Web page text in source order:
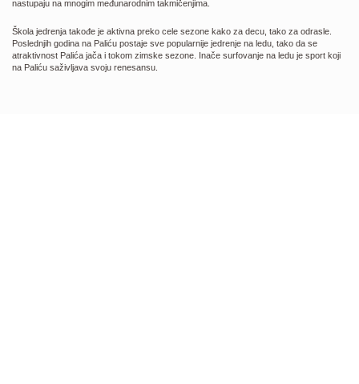
nastupaju na mnogim međunarodnim takmičenjima.
Škola jedrenja takođe je aktivna preko cele sezone kako za decu, tako za odrasle.
Poslednjih godina na Paliću postaje sve popularnije jedrenje na ledu, tako da se
atraktivnost Palića jača i tokom zimske sezone. Inače surfovanje na ledu je sport koji
na Paliću saživljava svoju renesansu.